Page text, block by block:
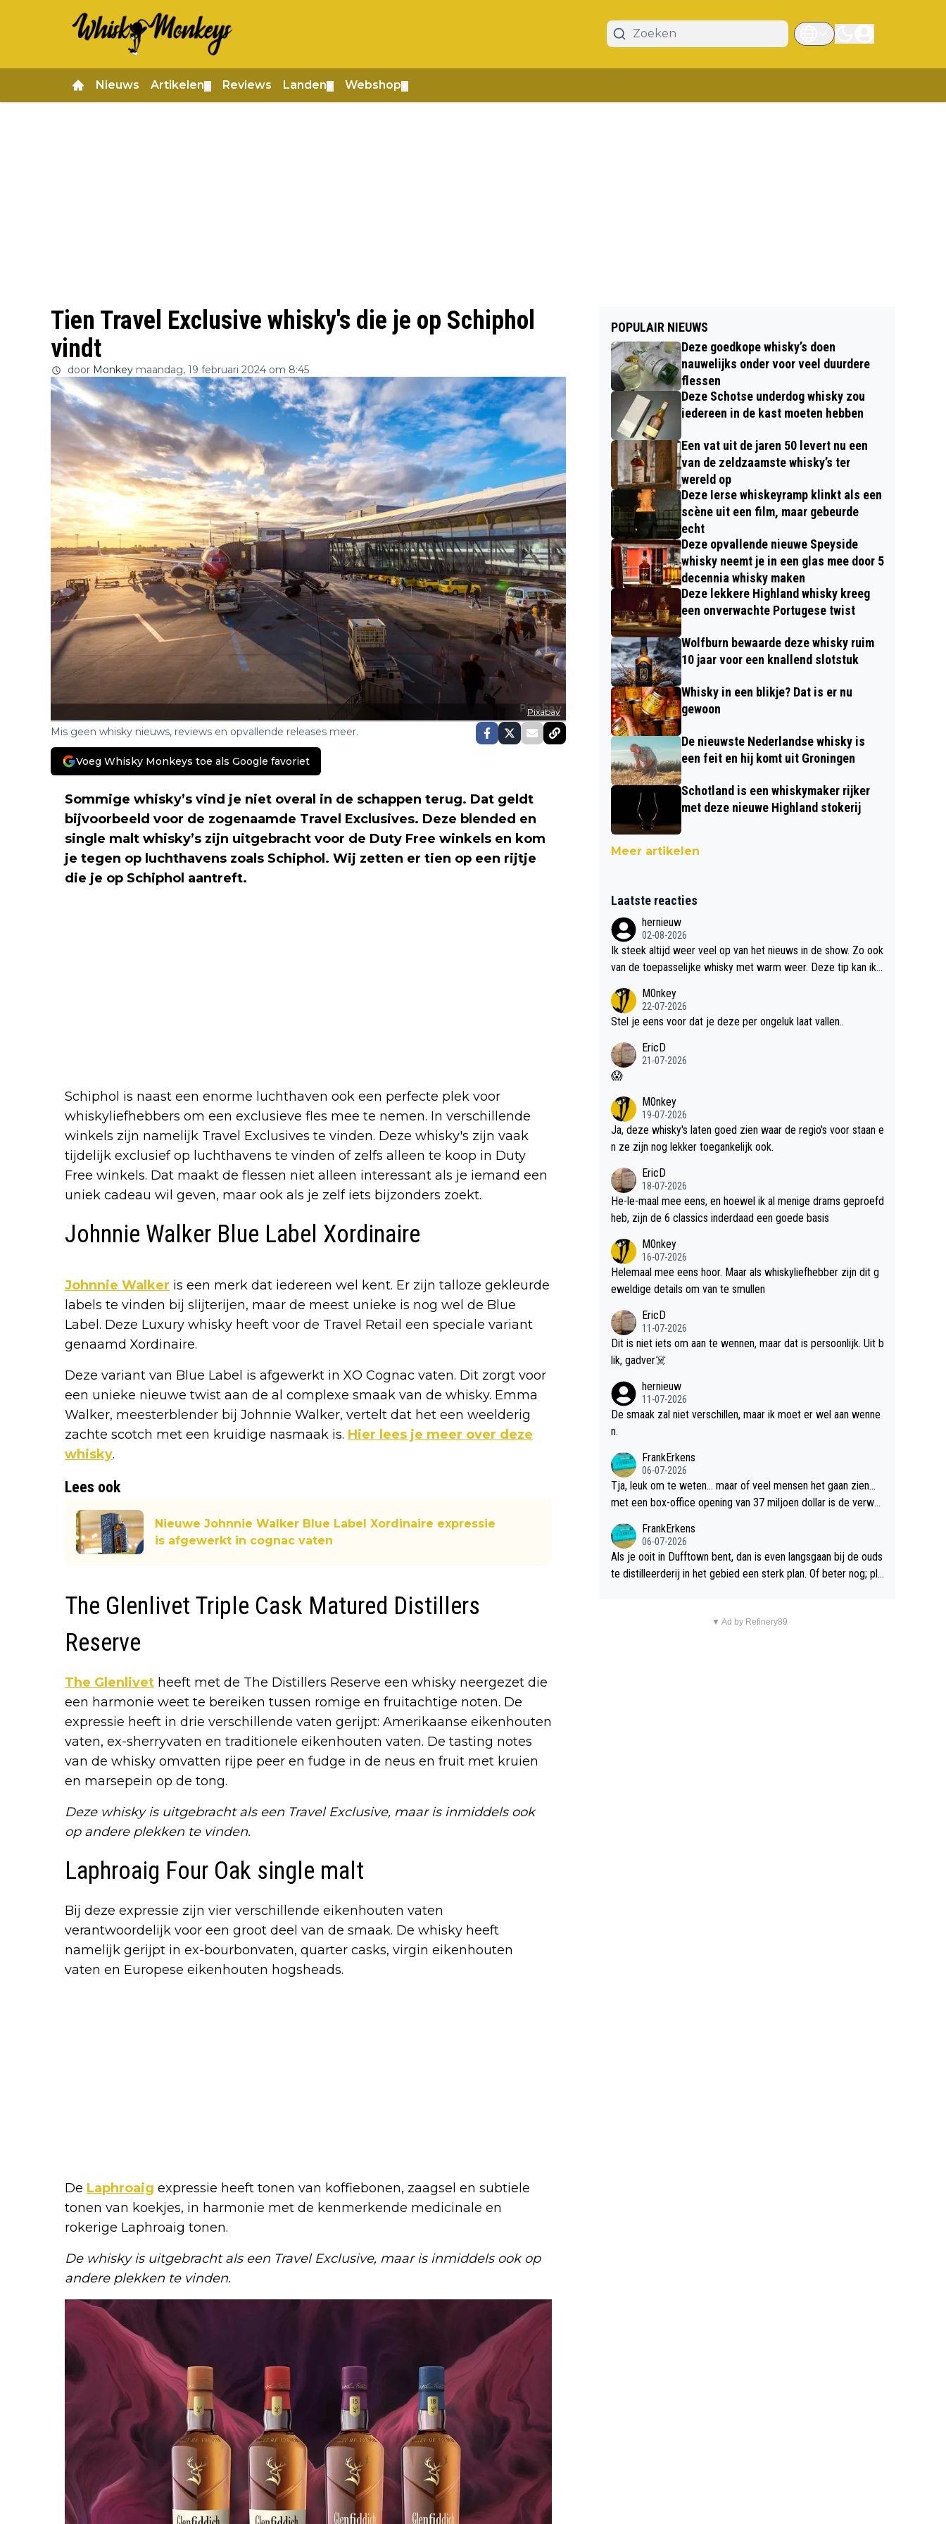
Nieuws Artikelen Reviews Landen Webshop
Tien Travel Exclusive whisky's die je op Schiphol
vindt
door Monkey maandag, 19 februari 2024 om 8:45
Pixabay
Mis geen whisky nieuws, reviews en opvallende releases meer.
Voeg Whisky Monkeys toe als Google favoriet
Sommige whisky’s vind je niet overal in de schappen terug. Dat geldt
bijvoorbeeld voor de zogenaamde Travel Exclusives. Deze blended en
single malt whisky’s zijn uitgebracht voor de Duty Free winkels en kom
je tegen op luchthavens zoals Schiphol. Wij zetten er tien op een rijtje
die je op Schiphol aantreft.
Schiphol is naast een enorme luchthaven ook een perfecte plek voor
whiskyliefhebbers om een exclusieve fles mee te nemen. In verschillende
winkels zijn namelijk Travel Exclusives te vinden. Deze whisky's zijn vaak
tijdelijk exclusief op luchthavens te vinden of zelfs alleen te koop in Duty
Free winkels. Dat maakt de flessen niet alleen interessant als je iemand een
uniek cadeau wil geven, maar ook als je zelf iets bijzonders zoekt.
Johnnie Walker Blue Label Xordinaire
Johnnie Walker is een merk dat iedereen wel kent. Er zijn talloze gekleurde
labels te vinden bij slijterijen, maar de meest unieke is nog wel de Blue
Label. Deze Luxury whisky heeft voor de Travel Retail een speciale variant
genaamd Xordinaire.
Deze variant van Blue Label is afgewerkt in XO Cognac vaten. Dit zorgt voor
een unieke nieuwe twist aan de al complexe smaak van de whisky. Emma
Walker, meesterblender bij Johnnie Walker, vertelt dat het een weelderig
zachte scotch met een kruidige nasmaak is. Hier lees je meer over deze
whisky.
Lees ook
Nieuwe Johnnie Walker Blue Label Xordinaire expressie
is afgewerkt in cognac vaten
The Glenlivet Triple Cask Matured Distillers
Reserve
The Glenlivet heeft met de The Distillers Reserve een whisky neergezet die
een harmonie weet te bereiken tussen romige en fruitachtige noten. De
expressie heeft in drie verschillende vaten gerijpt: Amerikaanse eikenhouten
vaten, ex-sherryvaten en traditionele eikenhouten vaten. De tasting notes
van de whisky omvatten rijpe peer en fudge in de neus en fruit met kruien
en marsepein op de tong.
Deze whisky is uitgebracht als een Travel Exclusive, maar is inmiddels ook
op andere plekken te vinden.
Laphroaig Four Oak single malt
Bij deze expressie zijn vier verschillende eikenhouten vaten
verantwoordelijk voor een groot deel van de smaak. De whisky heeft
namelijk gerijpt in ex-bourbonvaten, quarter casks, virgin eikenhouten
vaten en Europese eikenhouten hogsheads.
De Laphroaig expressie heeft tonen van koffiebonen, zaagsel en subtiele
tonen van koekjes, in harmonie met de kenmerkende medicinale en
rokerige Laphroaig tonen.
De whisky is uitgebracht als een Travel Exclusive, maar is inmiddels ook op
andere plekken te vinden.
POPULAIR NIEUWS
Deze goedkope whisky’s doen
nauwelijks onder voor veel duurdere
flessen
Deze Schotse underdog whisky zou
iedereen in de kast moeten hebben
Een vat uit de jaren 50 levert nu een
van de zeldzaamste whisky’s ter
wereld op
Deze Ierse whiskeyramp klinkt als een
scène uit een film, maar gebeurde
echt
Deze opvallende nieuwe Speyside
whisky neemt je in een glas mee door 5
decennia whisky maken
Deze lekkere Highland whisky kreeg
een onverwachte Portugese twist
Wolfburn bewaarde deze whisky ruim
10 jaar voor een knallend slotstuk
Whisky in een blikje? Dat is er nu
gewoon
De nieuwste Nederlandse whisky is
een feit en hij komt uit Groningen
Schotland is een whiskymaker rijker
met deze nieuwe Highland stokerij
Meer artikelen
Laatste reacties
hernieuw
02-08-2026
Ik steek altijd weer veel op van het nieuws in de show. Zo ook
van de toepasselijke whisky met warm weer. Deze tip kan ik
M0nkey
22-07-2026
Stel je eens voor dat je deze per ongeluk laat vallen..
EricD
21-07-2026
😱
M0nkey
19-07-2026
Ja, deze whisky's laten goed zien waar de regio's voor staan e
n ze zijn nog lekker toegankelijk ook.
EricD
18-07-2026
He-le-maal mee eens, en hoewel ik al menige drams geproefd
heb, zijn de 6 classics inderdaad een goede basis
M0nkey
16-07-2026
Helemaal mee eens hoor. Maar als whiskyliefhebber zijn dit g
eweldige details om van te smullen
EricD
11-07-2026
Dit is niet iets om aan te wennen, maar dat is persoonlijk. Uit b
lik, gadver☠️
hernieuw
11-07-2026
De smaak zal niet verschillen, maar ik moet er wel aan wenne
n.
FrankErkens
06-07-2026
Tja, leuk om te weten... maar of veel mensen het gaan zien...
met een box-office opening van 37 miljoen dollar is de verwa
FrankErkens
06-07-2026
Als je ooit in Dufftown bent, dan is even langsgaan bij de ouds
te distilleerderij in het gebied een sterk plan. Of beter nog; pla
▼ Ad by Refinery89